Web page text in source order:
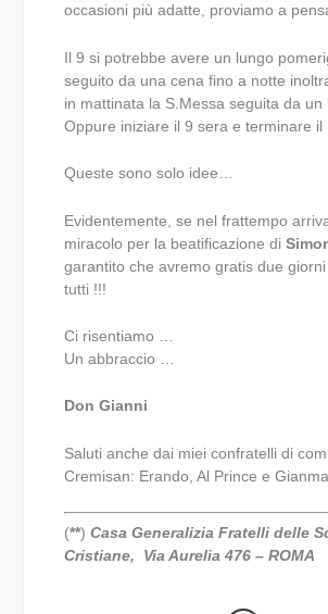
occasioni più adatte, proviamo a
Il 9 si potrebbe avere un lungo
seguito da una cena fino a notte
in mattinata la S.Messa seguita da un
Oppure iniziare il 9 sera e terminare il
Queste sono solo idee…
Evidentemente, se nel frattempo
miracolo per la beatificazione di
garantito che avremo gratis due
tutti !!!
Ci risentiamo …
Un abbraccio …
Don Gianni
Saluti anche dai miei confratelli di
Cremisan: Erando, Al Prince e
(**) Casa Generalizia Fratelli delle
Cristiane, Via Aurelia 476 – ROMA